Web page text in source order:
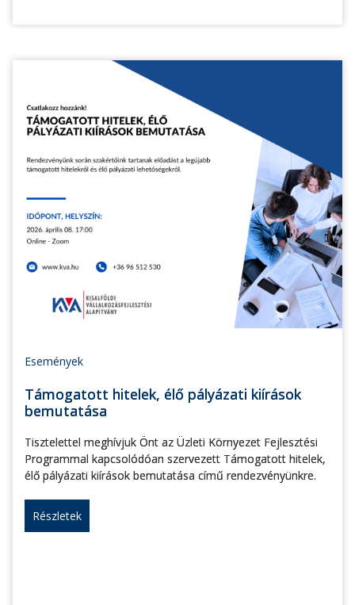
Események
Támogatott hitelek, élő pályázati kiírások
bemutatása
Tisztelettel meghívjuk Önt az Üzleti Környezet Fejlesztési
Programmal kapcsolódóan szervezett Támogatott hitelek,
élő pályázati kiírások bemutatása című rendezvényünkre.
Részletek